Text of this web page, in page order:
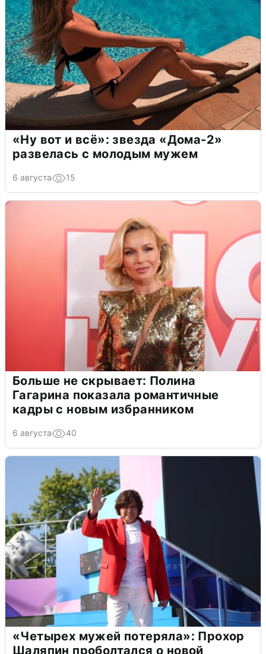
«Ну вот и всё»: звезда «Дома-2»
развелась с молодым мужем
6 августа 15
Больше не скрывает: Полина
Гагарина показала романтичные
кадры с новым избранником
6 августа 40
«Четырех мужей потеряла»: Прохор
Шаляпин проболтался о новой